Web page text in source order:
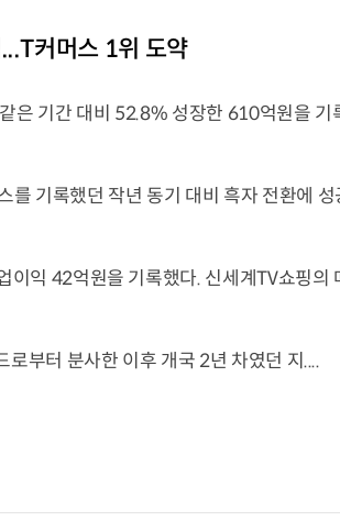
커머스 1위 도약
은 기간 대비 52.8% 성장한 610억원을
를 기록했던 작년 동기 대비 흑자 전환에
이익 42억원을 기록했다. 신세계TV쇼핑
부터 분사한 이후 개국 2년 차였던 지....